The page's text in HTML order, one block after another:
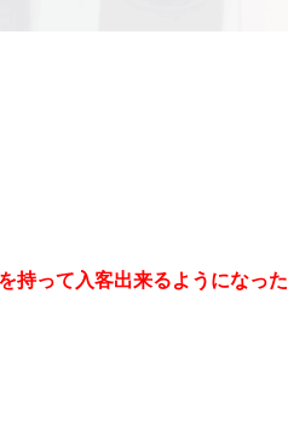
持って入客出来るようになった